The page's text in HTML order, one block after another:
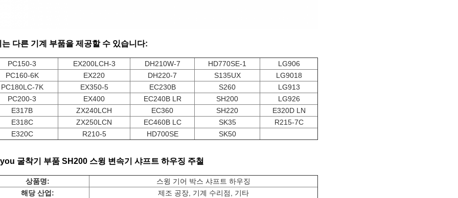
는 다른 기계 부품을 제공할 수 있습니다:
PC150-3 EX200LCH-3 DH210W-7 HD770SE-1
LG906
PC160-6K
EX220 DH220-7 S135UX
LG9018
PC180LC-7K
EX350-5 EC230B S260
LG913
PC200-3
EX400 EC240B LR SH200
LG926
E317B
ZX240LCH EC360 SH220
E320D LN
E318C
ZX250LCN EC460B LC SK35
R215-7C
E320C
R210-5 HD700SE SK50
굴착기 부품 SH200 스윙 변속기 샤프트 하우징 주철
상품명:
스윙 기어 박스 샤프트 하우징
해당 산업:
제조 공장, 기계 수리점, 기타